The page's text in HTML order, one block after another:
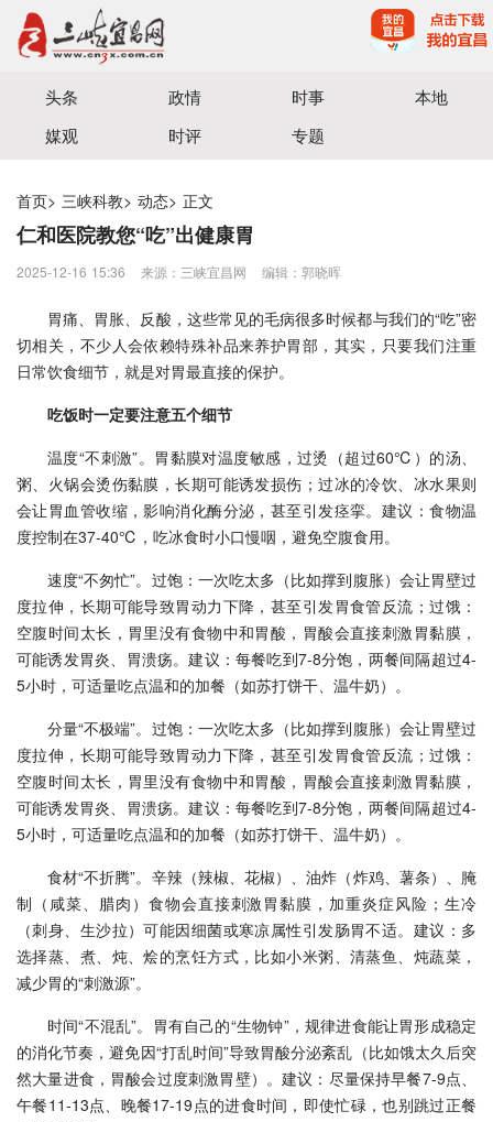
宜昌三峡融媒体中心主办
头条 政情 时事
本地
媒观
时评 专题
首页> 三峡科教> 动态> 正文
仁和医院教您“吃”出健康胃
2025-12-16 15:36 来源：三峡宜昌网 编辑：郭晓晖
胃痛、胃胀、反酸，这些常见的毛病很多时候都与我们的“吃”密
切相关，不少人会依赖特殊补品来养护胃部，其实，只要我们注重
日常饮食细节，就是对胃最直接的保护。
吃饭时一定要注意五个细节
温度“不刺激”。胃黏膜对温度敏感，过烫（超过60℃）的汤、
粥、火锅会烫伤黏膜，长期可能诱发损伤；过冰的冷饮、冰水果则
会让胃血管收缩，影响消化酶分泌，甚至引发痉挛。建议：食物温
度控制在37-40℃，吃冰食时小口慢咽，避免空腹食用。
速度“不匆忙”。过饱：一次吃太多（比如撑到腹胀）会让胃壁过
度拉伸，长期可能导致胃动力下降，甚至引发胃食管反流；过饿：
空腹时间太长，胃里没有食物中和胃酸，胃酸会直接刺激胃黏膜，
可能诱发胃炎、胃溃疡。建议：每餐吃到7-8分饱，两餐间隔超过4-
5小时，可适量吃点温和的加餐（如苏打饼干、温牛奶）。
分量“不极端”。过饱：一次吃太多（比如撑到腹胀）会让胃壁过
度拉伸，长期可能导致胃动力下降，甚至引发胃食管反流；过饿：
空腹时间太长，胃里没有食物中和胃酸，胃酸会直接刺激胃黏膜，
可能诱发胃炎、胃溃疡。建议：每餐吃到7-8分饱，两餐间隔超过4-
5小时，可适量吃点温和的加餐（如苏打饼干、温牛奶）。
食材“不折腾”。辛辣（辣椒、花椒）、油炸（炸鸡、薯条）、腌
制（咸菜、腊肉）食物会直接刺激胃黏膜，加重炎症风险；生冷
（刺身、生沙拉）可能因细菌或寒凉属性引发肠胃不适。建议：多
选择蒸、煮、炖、烩的烹饪方式，比如小米粥、清蒸鱼、炖蔬菜，
减少胃的“刺激源”。
时间“不混乱”。胃有自己的“生物钟”，规律进食能让胃形成稳定
的消化节奏，避免因“打乱时间”导致胃酸分泌紊乱（比如饿太久后突
然大量进食，胃酸会过度刺激胃壁）。建议：尽量保持早餐7-9点、
午餐11-13点、晚餐17-19点的进食时间，即使忙碌，也别跳过正餐